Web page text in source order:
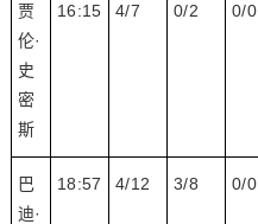
贾
伦·
史
密
斯
16:15 4/7 0/2 0/0
巴
迪·
18:57 4/12 3/8 0/0